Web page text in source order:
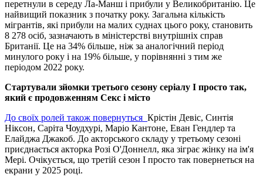
перетнули в середу Ла-Манш і прибули у Великобританію. Це
найвищий показник з початку року. Загальна кількість
мігрантів, які прибули на малих суднах цього року, становить
8 278 осіб, зазначають в міністерстві внутрішніх справ
Британії. Це на 34% більше, ніж за аналогічний період
минулого року і на 19% більше, у порівнянні з тим же
періодом 2022 року.
Стартували зйомки третього сезону серіалу І просто так,
який є продовженням Секс і місто
До своїх ролей також повернуться Крістін Девіс, Синтія
Ніксон, Саріта Чоудхурі, Маріо Кантоне, Еван Гендлер та
Елайджа Джакоб. До акторського складу у третьому сезоні
приєднається акторка Розі О'Доннелл, яка зіграє жінку на ім'я
Мері. Очікується, що третій сезон І просто так повернеться на
екрани у 2025 році.